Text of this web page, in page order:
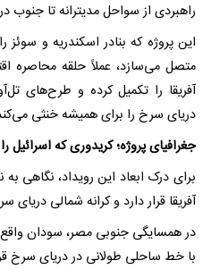
راهبردی از سواحل مدیترانه تا جنوب
این پروژه که بنادر اسکندریه و سوئز
متصل می‌سازد، عملاً حلقه محاصره
آفریقا را تکمیل کرده و طرح‌های
دریای سرخ را برای همیشه خنثی
جغرافیای پروژه؛ کریدوری که اسرائیل
برای درک ابعاد این رویداد،
آفریقا قرار دارد و کرانه شمالی دریای
در همسایگی جنوبی مصر، سودان
با خط ساحلی طولانی در دریای سرخ